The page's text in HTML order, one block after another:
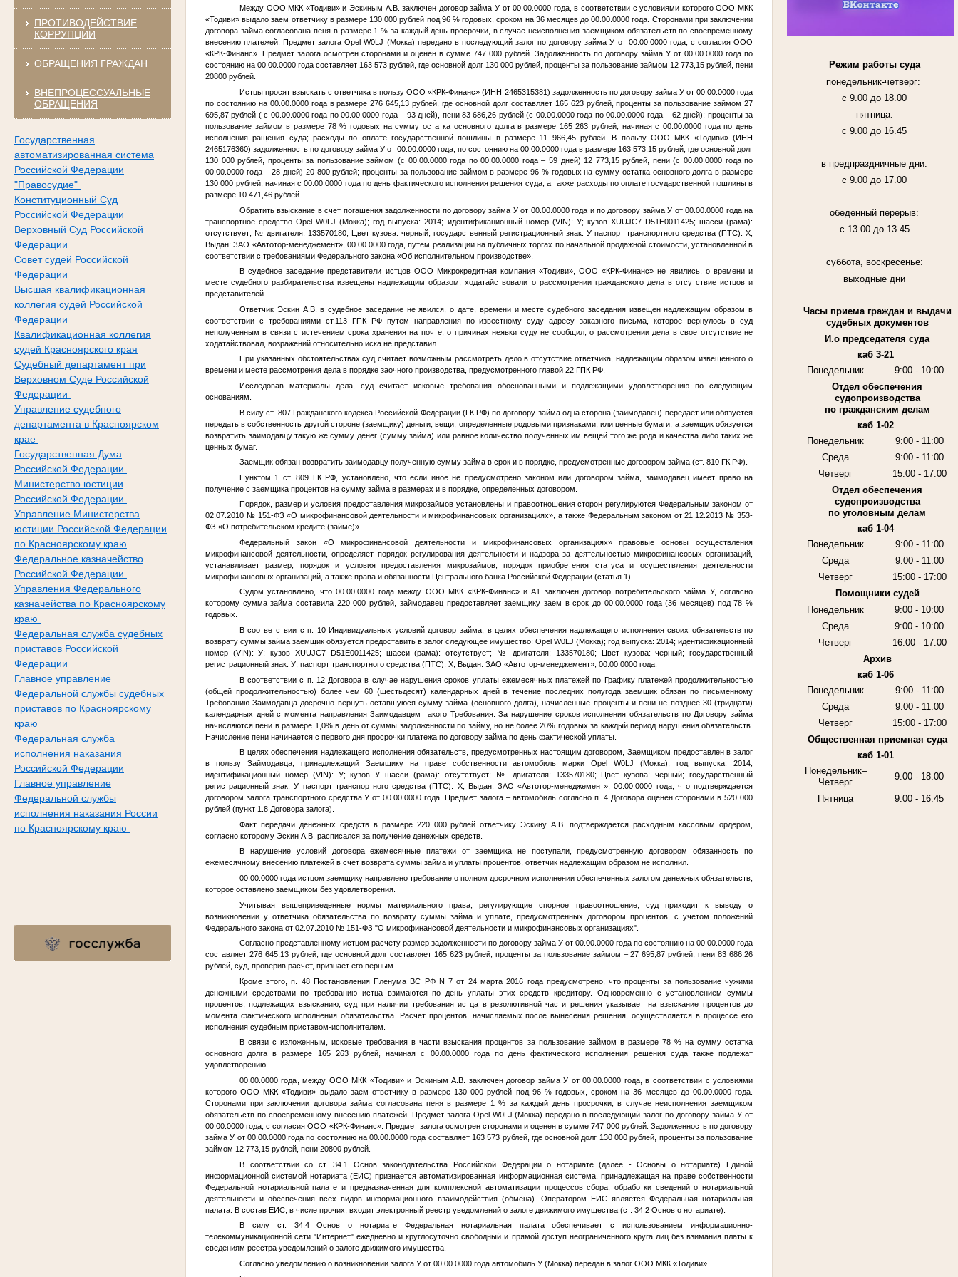
ПРОТИВОДЕЙСТВИЕ
КОРРУПЦИИ
ОБРАЩЕНИЯ ГРАЖДАН
ВНЕПРОЦЕССУАЛЬНЫЕ
ОБРАЩЕНИЯ
Государственная
автоматизированная система
Российской Федерации
"Правосудие"
Конституционный Суд
Российской Федерации
Верховный Суд Российской
Федерации
Совет судей Российской
Федерации
Высшая квалификационная
коллегия судей Российской
Федерации
Квалификационная коллегия
судей Красноярского края
Судебный департамент при
Верховном Суде Российской
Федерации
Управление судебного
департамента в Красноярском
крае
Государственная Дума
Российской Федерации
Министерство юстиции
Российской Федерации
Управление Министерства
юстиции Российской Федерации
по Красноярскому краю
Федеральное казначейство
Российской Федерации
Управления Федерального
казначейства по Красноярскому
краю
Федеральная служба судебных
приставов Российской
Федерации
Главное управление
Федеральной службы судебных
приставов по Красноярскому
краю
Федеральная служба
исполнения наказания
Российской Федерации
Главное управление
Федеральной службы
исполнения наказания России
по Красноярскому краю
Режим работы суда
понедельник-четверг:
с 9.00 до 18.00
пятница:
с 9.00 до 16.45
в предпраздничные дни:
с 9.00 до 17.00
обеденный перерыв:
с 13.00 до 13.45
суббота, воскресенье:
выходные дни
Часы приема граждан и выдачи
судебных документов
И.о председателя суда
каб 3-21
Понедельник
9:00 - 10:00
Отдел обеспечения
судопроизводства
по гражданским делам
каб 1-02
Понедельник
9:00 - 11:00
Среда
9:00 - 11:00
Четверг
15:00 - 17:00
Отдел обеспечения
судопроизводства
по уголовным делам
каб 1-04
Понедельник
9:00 - 11:00
Среда
9:00 - 11:00
Четверг
15:00 - 17:00
Помощники судей
Понедельник
9:00 - 10:00
Среда
9:00 - 10:00
Четверг
16:00 - 17:00
Архив
каб 1-06
Понедельник
9:00 - 11:00
Среда
9:00 - 11:00
Четверг
15:00 - 17:00
Общественная приемная суда
каб 1-01
Понедельник–
Четверг
9:00 - 18:00
Пятница 9:00 - 16:45
Между ООО МКК «Тодиви» и Эскиным А.В. заключен договор займа У от00.00.0000 года, в соответствии с условиями которого ООО МКК
«Тодиви» выдало заем ответчику в размере 130 000 рублей под 96 % годовых, сроком на 36 месяцев до00.00.0000 года . Сторонами при заключении
договора займа согласована пеня в размере 1 % за каждый день просрочки, в случае неисполнения заемщиком обязательств по своевременному
внесению платежей. Предмет залога Opel W0LJ (Мокка) передано в последующий залог по договору займаУ от 00.00.0000 года, с согласия ООО
«КРК-Финанс». Предмет залога осмотрен сторонами и оценен в сумме 747 000 рублей. Задолженность по договору займаУ от00.00.0000 года по
состоянию на 00.00.0000 года составляет 163 573 рублей, где основной долг 130 000 рублей, проценты за пользование займом 12 773,15 рублей, пени
20800 рублей.
Истцы просят взыскать с ответчика в пользу ООО «КРК-Финанс» (ИНН 2465315381) задолженность по договору займа Уот 00.00.0000 года
по состоянию на 00.00.0000 годав размере 276 645,13 рублей, где основной долг составляет 165 623 рублей, проценты за пользование займом 27
695,87 рублей ( с 00.00.0000 года по00.00.0000 года– 93 дней), пени 83 686,26 рублей (с 00.00.0000 года по00.00.0000 года– 62 дней); проценты за
пользование займом в размере 78 % годовых на сумму остатка основного долга в размере 165 263 рублей, начиная с 00.00.0000 годапо день
исполнения ращения суда; расходы по оплате государственной пошлины в размере 11 966,45 рублей. В пользу ООО МКК «Тодиви» (ИНН
2465176360) задолженность по договору займа Уот 00.00.0000 года , по состоянию на00.00.0000 года в размере 163 573,15 рублей, где основной долг
130 000 рублей, проценты за пользование займом (с 00.00.0000 года по00.00.0000 года– 59 дней) 12 773,15 рублей, пени (с 00.00.0000 годапо
00.00.0000 года– 28 дней) 20 800 рублей; проценты за пользование займом в размере 96 % годовых на сумму остатка основного долга в размере
130 000 рублей, начиная с00.00.0000 годапо день фактического исполнения решения суда, а также расходы по оплате государственной пошлины в
размере 10 471,46 рублей.
Обратить взыскание в счет погашения задолженности по договору займа Уот 00.00.0000 года и по договору займаУ от00.00.0000 годана
транспортное средство Opel W0LJ (Мокка); год выпуска: 2014; идентификационный номер (VIN): У; кузов XUUJC7 D51E0011425; шасси (рама):
отсутствует; № двигателя: 133570180; Цвет кузова: черный; государственный регистрационный знак:У паспорт транспортного средства (ПТС):Х;
Выдан: ЗАО «Автотор-менеджемент», 00.00.0000 года , путем реализации на публичных торгах по начальной продажной стоимости, установленной в
соответствии с требованиями Федерального закона «Об исполнительном производстве».
В судебное заседание представители истцов ООО Микрокредитная компания «Тодиви», ООО «КРК-Финанс» не явились, о времени и
месте судебного разбирательства извещены надлежащим образом, ходатайствовали о рассмотрении гражданского дела в отсутствие истцов и
представителей.
Ответчик Эскин А.В. в судебное заседание не явился, о дате, времени и месте судебного заседания извещен надлежащим образом в
соответствии с требованиями ст.113 ГПК РФ путем направления по известному суду адресу заказного письма, которое вернулось в суд
неполученным в связи с истечением срока хранения на почте, о причинах неявки суду не сообщил, о рассмотрении дела в свое отсутствие не
ходатайствовал, возражений относительно иска не представил.
При указанных обстоятельствах суд считает возможным рассмотреть дело в отсутствие ответчика, надлежащим образом извещённого о
времени и месте рассмотрения дела в порядке заочного производства, предусмотренного главой 22 ГПК РФ.
Исследовав материалы дела, суд считает исковые требования обоснованными и подлежащими удовлетворению по следующим
основаниям.
В силу ст. 807 Гражданского кодекса Российской Федерации (ГК РФ) по договору займа одна сторона (заимодавец) передает или обязуется
передать в собственность другой стороне (заемщику) деньги, вещи, определенные родовыми признаками, или ценные бумаги, а заемщик обязуется
возвратить заимодавцу такую же сумму денег (сумму займа) или равное количество полученных им вещей того же рода и качества либо таких же
ценных бумаг.
Заемщик обязан возвратить заимодавцу полученную сумму займа в срок и в порядке, предусмотренные договором займа (ст. 810 ГК РФ).
Пунктом 1 ст. 809 ГК РФ, установлено, что если иное не предусмотрено законом или договором займа, заимодавец имеет право на
получение с заемщика процентов на сумму займа в размерах и в порядке, определенных договором.
Порядок, размер и условия предоставления микрозаймов установлены и правоотношения сторон регулируются Федеральным законом от
02.07.2010 № 151-ФЗ «О микрофинансовой деятельности и микрофинансовых организациях», а также Федеральным законом от 21.12.2013 № 353-
ФЗ «О потребительском кредите (займе)».
Федеральный закон «О микрофинансовой деятельности и микрофинансовых организациях» правовые основы осуществления
микрофинансовой деятельности, определяет порядок регулирования деятельности и надзора за деятельностью микрофинансовых организаций,
устанавливает размер, порядок и условия предоставления микрозаймов, порядок приобретения статуса и осуществления деятельности
микрофинансовых организаций, а также права и обязанности Центрального банка Российской Федерации (статья 1).
Судом установлено, что00.00.0000 годамежду ООО МКК «КРК-Финанс» иА1 заключен договор потребительского займа У, согласно
которому сумма займа составила 220 000 рублей, займодавец предоставляет заемщику заем в срок до 00.00.0000 года(36 месяцев) под 78 %
годовых.
В соответствии с п. 10 Индивидуальных условий договор займа, в целях обеспечения надлежащего исполнения своих обязательств по
возврату суммы займа заемщик обязуется предоставить в залог следующее имущество: Opel W0LJ (Мокка); год выпуска: 2014; идентификационный
номер (VIN):У; кузов XUUJC7 D51E0011425; шасси (рама): отсутствует; № двигателя: 133570180; Цвет кузова: черный; государственный
регистрационный знак: У; паспорт транспортного средства (ПТС): Х; Выдан: ЗАО «Автотор-менеджемент», 00.00.0000 года.
В соответствии с п. 12 Договора в случае нарушения сроков уплаты ежемесячных платежей по Графику платежей продолжительностью
(общей продолжительностью) более чем 60 (шестьдесят) календарных дней в течение последних полугода заемщик обязан по письменному
Требованию Заимодавца досрочно вернуть оставшуюся сумму займа (основного долга), начисленные проценты и пени не позднее 30 (тридцати)
календарных дней с момента направления Заимодавцем такого Требования. За нарушение сроков исполнения обязательств по Договору займа
начисляются пени в размере 1,0% в день от суммы задолженности по займу, но не более 20% годовых за каждый период нарушения обязательств.
Начисление пени начинается с первого дня просрочки платежа по договору займа по день фактической уплаты.
В целях обеспечения надлежащего исполнения обязательств, предусмотренных настоящим договором, Заемщиком предоставлен в залог
в пользу Займодавца, принадлежащий Заемщику на праве собственности автомобиль марки Opel W0LJ (Мокка); год выпуска: 2014;
идентификационный номер (VIN): У; кузовУ шасси (рама): отсутствует; № двигателя: 133570180; Цвет кузова: черный; государственный
регистрационный знак:У паспорт транспортного средства (ПТС): Х; Выдан: ЗАО «Автотор-менеджемент»,00.00.0000 года, что подтверждается
договором залога транспортного средстваУ от00.00.0000 года. Предмет залога – автомобиль согласно п. 4 Договора оценен сторонами в 520 000
рублей (пункт 1.8 Договора залога).
Факт передачи денежных средств в размере 220 000 рублей ответчику Эскину А.В. подтверждается расходным кассовым ордером,
согласно которому Эскин А.В. расписался за получение денежных средств.
В нарушение условий договора ежемесячные платежи от заемщика не поступали, предусмотренную договором обязанность по
ежемесячному внесению платежей в счет возврата суммы займа и уплаты процентов, ответчик надлежащим образом не исполнил.
00.00.0000 годаистцом заемщику направлено требование о полном досрочном исполнении обеспеченных залогом денежных обязательств,
которое оставлено заемщиком без удовлетворения.
Учитывая вышеприведенные нормы материального права, регулирующие спорное правоотношение, суд приходит к выводу о
возникновении у ответчика обязательства по возврату суммы займа и уплате, предусмотренных договором процентов, с учетом положений
Федерального закона от 02.07.2010 № 151-ФЗ "О микрофинансовой деятельности и микрофинансовых организациях".
Согласно представленному истцом расчету размер задолженности по договору займаУ от00.00.0000 года по состоянию на00.00.0000 года
составляет 276 645,13 рублей, где основной долг составляет 165 623 рублей, проценты за пользование займом – 27 695,87 рублей, пени 83 686,26
рублей, суд, проверив расчет, признает его верным.
Кроме этого, п. 48 Постановления Пленума ВС РФ N 7 от 24 марта 2016 года предусмотрено, что проценты за пользование чужими
денежными средствами по требованию истца взимаются по день уплаты этих средств кредитору. Одновременно с установлением суммы
процентов, подлежащих взысканию, суд при наличии требования истца в резолютивной части решения указывает на взыскание процентов до
момента фактического исполнения обязательства. Расчет процентов, начисляемых после вынесения решения, осуществляется в процессе его
исполнения судебным приставом-исполнителем.
В связи с изложенным, исковые требования в части взыскания процентов за пользование займом в размере 78 % на сумму остатка
основного долга в размере 165 263 рублей, начиная с 00.00.0000 годапо день фактического исполнения решения суда также подлежат
удовлетворению.
00.00.0000 года , между ООО МКК «Тодиви» и Эскиным А.В. заключен договор займаУ от00.00.0000 года, в соответствии с условиями
которого ООО МКК «Тодиви» выдало заем ответчику в размере 130 000 рублей под 96 % годовых, сроком на 36 месяцев до 00.00.0000 года
Сторонами при заключении договора займа согласована пеня в размере 1 % за каждый день просрочки, в случае неисполнения заемщиком
обязательств по своевременному внесению платежей. Предмет залога Opel W0LJ (Мокка) передано в последующий залог по договору займаУ от
00.00.0000 года , с согласия ООО «КРК-Финанс». Предмет залога осмотрен сторонами и оценен в сумме 747 000 рублей. Задолженность по договору
займаУ от 00.00.0000 года по состоянию на00.00.0000 года составляет 163 573 рублей, где основной долг 130 000 рублей, проценты за пользование
займом 12 773,15 рублей, пени 20800 рублей.
В соответствии со ст. 34.1 Основ законодательства Российской Федерации о нотариате (далее - Основы о нотариате) Единой
информационной системой нотариата (ЕИС) признается автоматизированная информационная система, принадлежащая на праве собственности
Федеральной нотариальной палате и предназначенная для комплексной автоматизации процессов сбора, обработки сведений о нотариальной
деятельности и обеспечения всех видов информационного взаимодействия (обмена). Оператором ЕИС является Федеральная нотариальная
палата. В состав ЕИС, в числе прочих, входит электронный реестр уведомлений о залоге движимого имущества (ст. 34.2 Основ о нотариате).
В силу ст. 34.4 Основ о нотариате Федеральная нотариальная палата обеспечивает с использованием информационно-
телекоммуникационной сети "Интернет" ежедневно и круглосуточно свободный и прямой доступ неограниченного круга лиц без взимания платы к
сведениям реестра уведомлений о залоге движимого имущества.
Согласно уведомлению о возникновении залога Уот 00.00.0000 годаавтомобиль У(Мокка) передан в залог ООО МКК «Тодиви».